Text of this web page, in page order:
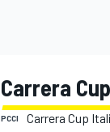
Carrera
PCCI Carrera Cup